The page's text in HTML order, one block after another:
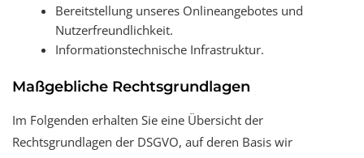
Bereitstellung unseres Onlineangebotes und
Nutzerfreundlichkeit.
Informationstechnische Infrastruktur.
Maßgebliche Rechtsgrundlagen
Im Folgenden erhalten Sie eine Übersicht der
Rechtsgrundlagen der DSGVO, auf deren Basis wir